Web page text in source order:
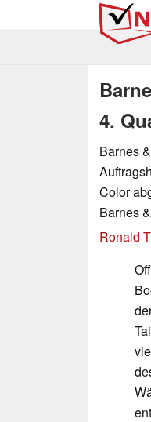
4.
Barnes
Color
Barnes
Ronald